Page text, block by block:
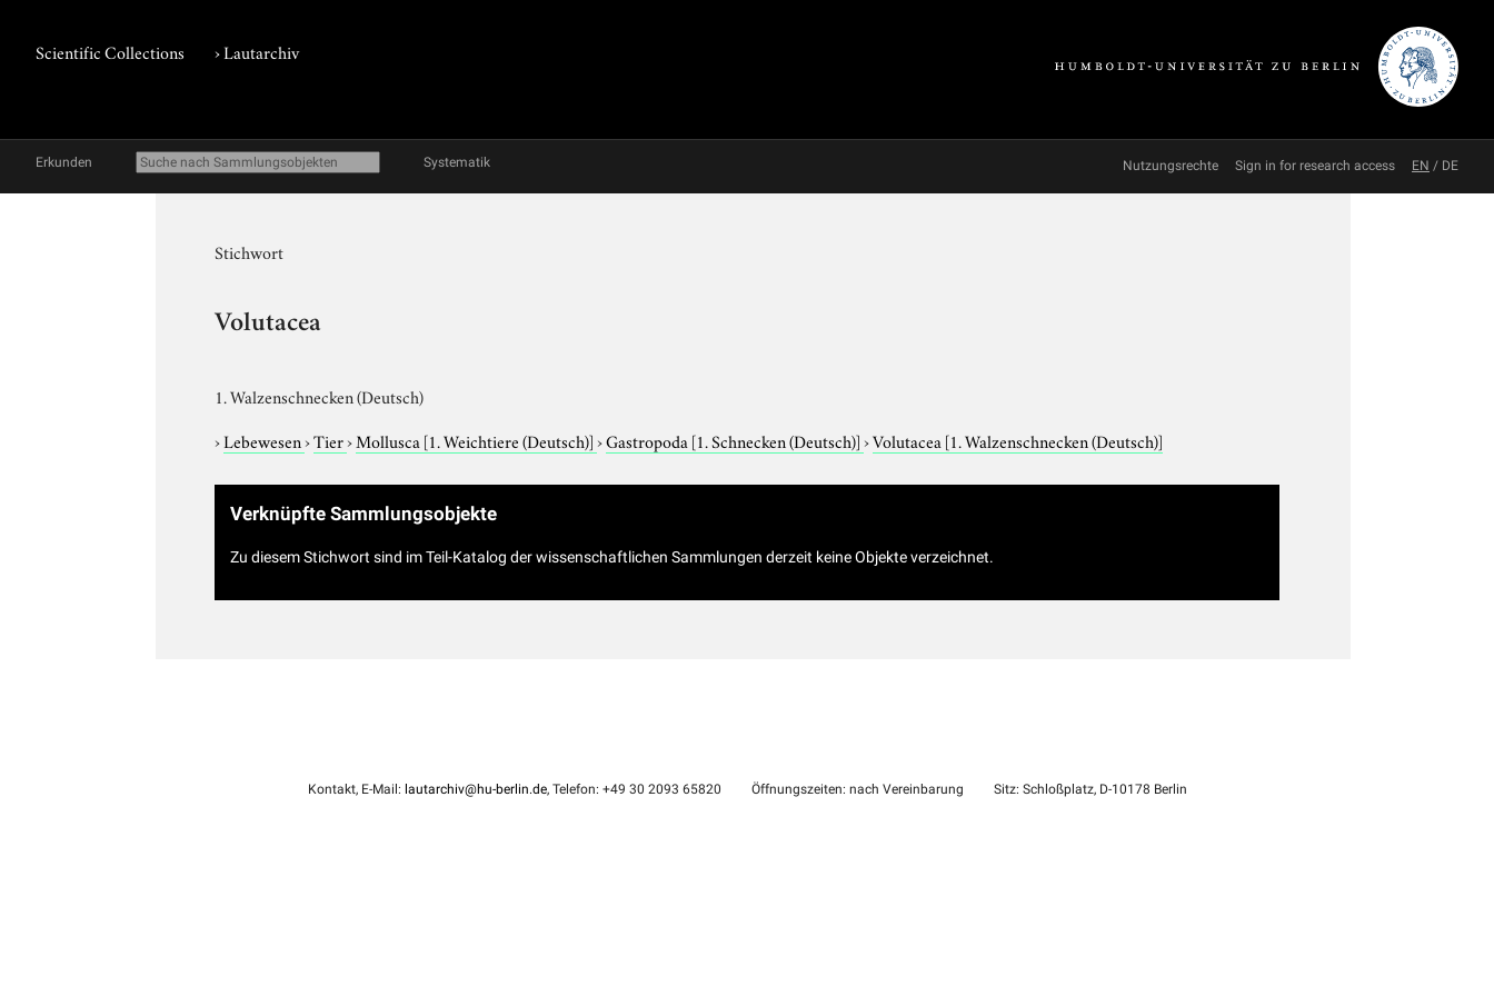
Scientific Collections ›Lautarchiv
Erkunden Systematik Nutzungsrechte Sign in for research access EN / DE
Stichwort
Volutacea
1. Walzenschnecken (Deutsch)
›Lebewesen›Tier›Mollusca [1. Weichtiere (Deutsch)]›Gastropoda [1. Schnecken (Deutsch)]›Volutacea [1. Walzenschnecken (Deutsch)]
Verknüpfte Sammlungsobjekte
Zu diesem Stichwort sind im Teil-Katalog der wissenschaftlichen Sammlungen derzeit keine Objekte verzeichnet.
Kontakt, E-Mail: lautarchiv@hu-berlin.de, Telefon: +49 30 2093 65820 Öffnungszeiten: nach Vereinbarung Sitz: Schloßplatz, D-10178 Berlin